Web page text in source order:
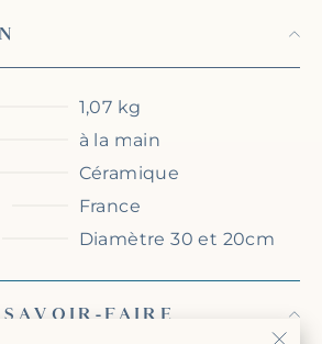
1,07 kg
à la main
Céramique
France
Diamètre 30 et 20cm
FAIRE